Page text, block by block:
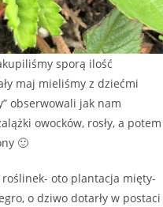
sporą ilość
maj mieliśmy z dziećmi
obserwowali jak nam
owocków, rosły, a potem
🙂
oto plantacja mięty-
o dziwo dotarły w postaci